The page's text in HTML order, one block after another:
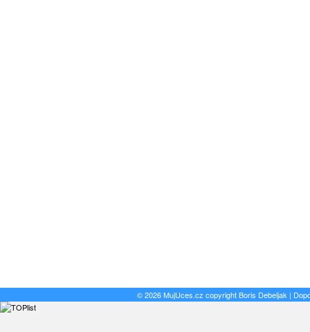
© 2026 MujUces.cz copyrightBoris Debeljak |